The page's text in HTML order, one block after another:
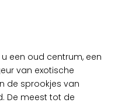
een oud centrum, een
van exotische
de sprookjes van
De meest tot de